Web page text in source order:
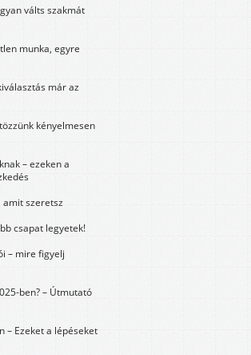
válts szakmát
munka, egyre
már az
kényelmesen
– ezeken a
amit szeretsz
csapat legyetek!
– mire figyelj
ben? – Útmutató
– Ezeket a lépéseket